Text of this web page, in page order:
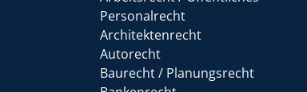
Personalrecht
Architektenrecht
Autorecht
Baurecht / Planungsrecht